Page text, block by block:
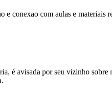
e conexao com aulas e materiais
é avisada por seu vizinho